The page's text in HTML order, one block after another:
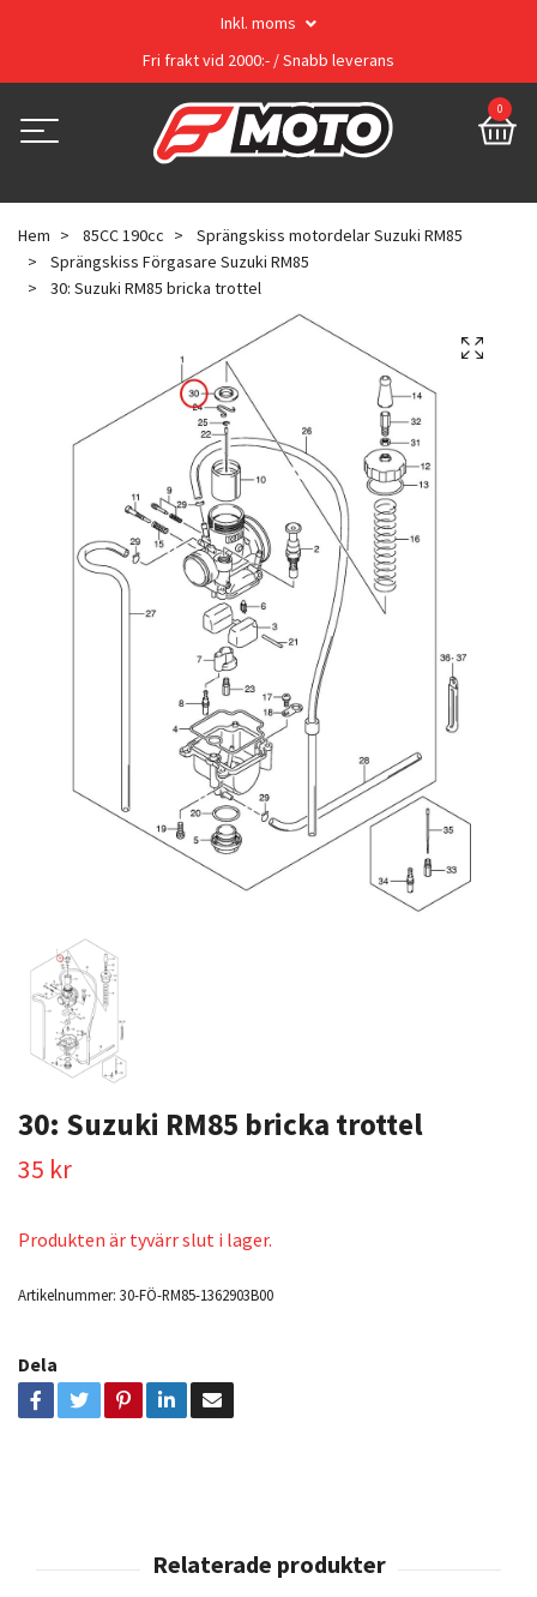
Inkl. moms
Fri frakt vid 2000:- / Snabb leverans
0
Hem 85CC 190cc
Sprängskiss motordelar Suzuki RM85
Sprängskiss Förgasare Suzuki RM85
30: Suzuki RM85 bricka trottel
30: Suzuki RM85 bricka trottel
35 kr
Produkten är tyvärr slut i lager.
Artikelnummer: 30-FÖ-RM85-1362903B00
Dela